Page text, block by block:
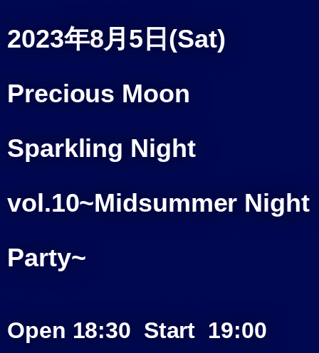
2023年8月5日 (Sat)
Precious Moon
Sparkling Night
vol.10~Midsummer Night
Party~
Open 18:30 Start 19:00